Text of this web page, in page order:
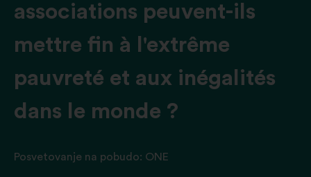
associations peuvent-ils
mettre fin à l'extrême
pauvreté et aux inégalités
dans le monde ?
Posvetovanje na pobudo: ONE